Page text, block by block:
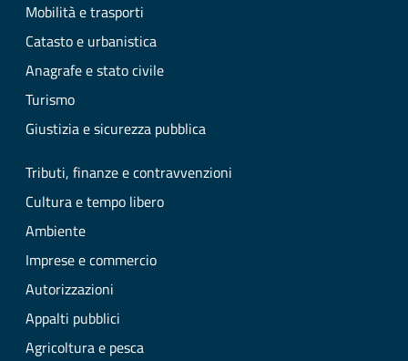
Mobilità e trasporti
Catasto e urbanistica
Anagrafe e stato civile
Turismo
Giustizia e sicurezza pubblica
Tributi, finanze e contravvenzioni
Cultura e tempo libero
Ambiente
Imprese e commercio
Autorizzazioni
Appalti pubblici
Agricoltura e pesca